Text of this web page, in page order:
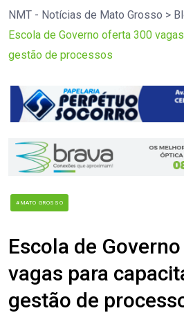
NMT - Notícias de Mato Grosso >
Escola de Governo oferta 300
gestão de processos
#MATO GROSSO
Escola de
vagas para
gestão de